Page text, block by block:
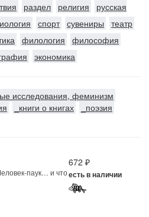
раздел религия
русская
спорт сувениры
театр
филология
философия
экономика
исследования, феминизм
_книги о книгах
_поэзия
паук… и что
672 ₽
есть в наличии